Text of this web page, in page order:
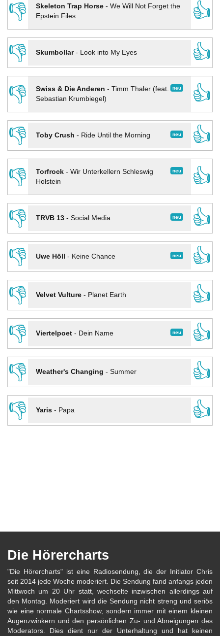
👎
Skeleton Trap Horse- We Will Not Forget the
Epstein Files
👍
👎
Skumbollar- Look into My Eyes
👍
👎
neu
Swiss & Die Anderen - Timm Thaler (feat.
Sebastian Krumbiegel)
👍
👎
neu
Toby Crush - Ride Until the Morning
👍
👎
neu
Torfrock- Wir Unterkellern Schleswig
Holstein
👍
👎
neu
TRVB 13- Social Media
👍
👎
neu
Uwe Höll - Keine Chance
👍
👎
Velvet Vulture- Planet Earth
👍
👎
neu
Viertelpoet- Dein Name
👍
👎
Weather's Changing - Summer
👍
👎
Yaris- Papa 👍
Die Hörercharts
"Die Hörercharts" ist eine Radiosendung, die der Initiator Chris
seit 2014 jede Woche moderiert. Die Sendung fand anfangs jeden
Mittwoch um 20 Uhr statt, wechselte inzwischen allerdings auf
den Montag. Moderiert wird die Sendung nicht streng und seriös
wie eine normale Chartsshow, sondern immer mit einem kleinen
Augenzwinkern und den persönlichen Zu- und Abneigungen des
Moderators. Dies dient nur der Unterhaltung und hat keinen